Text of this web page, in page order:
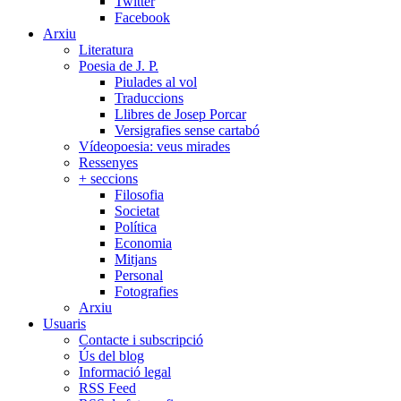
Facebook
Arxiu
Literatura
Poesia de J. P.
Piulades al vol
Traduccions
Llibres de Josep Porcar
Versigrafies sense cartabó
Vídeopoesia: veus mirades
Ressenyes
+ seccions
Filosofia
Societat
Política
Economia
Mitjans
Personal
Fotografies
Arxiu
Usuaris
Contacte i subscripció
Ús del blog
Informació legal
RSS Feed